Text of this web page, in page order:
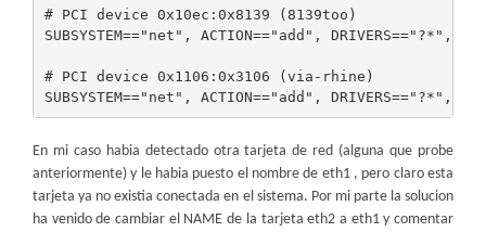
# PCI device 0x10ec:0x8139 (8139too)
SUBSYSTEM=="net", ACTION=="add",
# PCI device 0x1106:0x3106 (via-rhine)
En mi caso habia detectado otra tarjeta de red (alguna que probe
anteriormente) y le habia puesto el nombre de eth1 , pero claro esta
tarjeta ya no existia conectada en el sistema. Por mi parte la solucion
ha venido de cambiar el NAME de la tarjeta eth2 a eth1 y comentar